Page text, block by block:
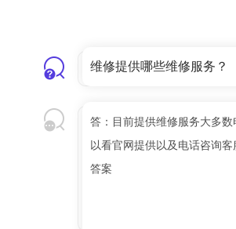
维修提供哪些维修服务？
答：目前提供维修服务大多
以看官网提供以及电话咨询
答案